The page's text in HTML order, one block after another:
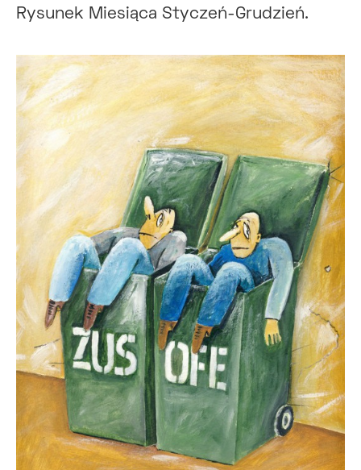
Rysunek Miesiąca Styczeń-Grudzień.